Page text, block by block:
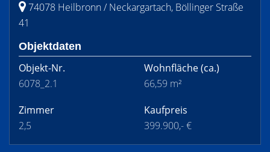
74078 Heilbronn / Neckargartach, Böllinger Straße
41
Objektdaten
Objekt-Nr.
6078_2.1
Wohnfläche(ca.)
66,59 m²
Zimmer
2,5
Kaufpreis
399.900,- €